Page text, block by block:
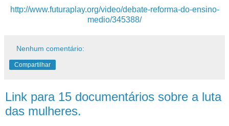
http://www.futuraplay.org/video/debate-reforma-do-ensino-
medio/345388/
Nenhum comentário:
Compartilhar
Link para 15 documentários sobre a luta
das mulheres.